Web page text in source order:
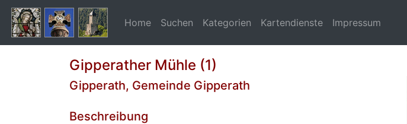
Home Suchen Kategorien Kartendienste Impressum
Gipperather Mühle (1)
Gipperath, Gemeinde Gipperath
Beschreibung